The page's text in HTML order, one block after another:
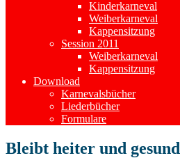
Kinderkarneval
Weiberkarneval
Kappensitzung
Session 2011
Weiberkarneval
Kappensitzung
Download
Karnevalsbücher
Liederbücher
Formulare
Bleibt heiter und gesund